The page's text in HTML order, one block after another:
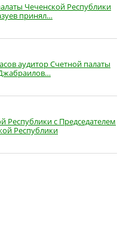
Чеченской Республики
принял…
аудитор Счетной палаты
Республики с Председателем
Республики